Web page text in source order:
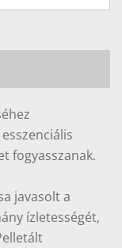
fogyasszanak.
javasolt a
ízletességét,